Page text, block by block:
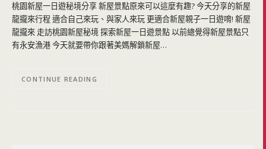
桃園新屋一日遊秘境分享 新屋景點原來可以這麼有趣? 今天分享的新屋
龍攏來行程 適合自己來玩、與家人來玩 更適合新屋親子一日遊唷! 新屋
龍攏來 走訪桃園新屋秘境 探索新屋一日遊景點 以前總覺得新屋景點只
有永安漁港 今天就要帶你跟著美媽解鎖新屋…
CONTINUE READING